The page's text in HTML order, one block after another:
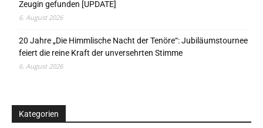
Zeugin gefunden [UPDATE]
6. August 2026
20 Jahre „Die Himmlische Nacht der Tenöre“: Jubiläumstournee
feiert die reine Kraft der unversehrten Stimme
6. August 2026
Kategorien